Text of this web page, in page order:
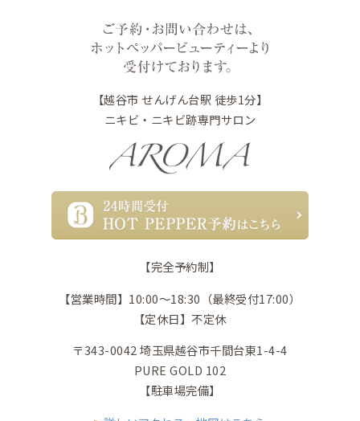
【越谷市 せんげん台駅 徒歩1分】
ニキビ・ニキビ跡専門サロン
【完全予約制】
【営業時間】10:00〜18:30（最終受付17:00）
【定休日】不定休
〒343-0042 埼玉県越谷市千間台東1-4-4
PURE GOLD 102
【駐車場完備】